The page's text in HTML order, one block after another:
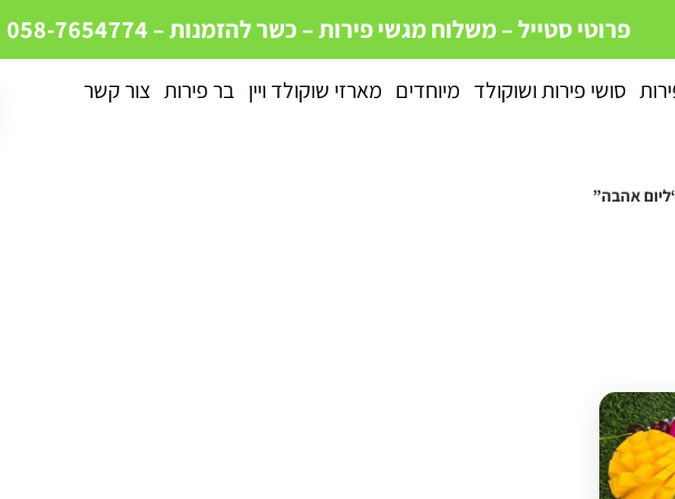
פרוטי סטייל – משלוח מגשי פירות – כשרלהזמנות – 058-7654774
סושי פירות ושוקולד מיוחדים מארזי שוקולד ויין בר פירות צור קשר
אהבה”